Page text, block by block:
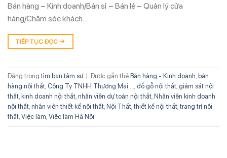
Bán hàng – Kinh doanh/Bán sỉ – Bán lẻ – Quản lý cửa
hàng/Chăm sóc khách…
TIẾP TỤC ĐỌC →
Đăng trong tìm bạn tâm sự Được gắn thẻ Bán hàng - Kinh doanh bán
hàng nội thất Công Ty TNHH Thương Mại ... đồ gỗ nội thất giám sát nội
thất kinh doanh nội thất nhân viên dự toán nội thất Nhân viên kinh doanh
nội thất nhân viên thiết kế nội thất Nội Thất thiết kế nội thất trang trí nội
thất Việc làm Việc làm Hà Nội